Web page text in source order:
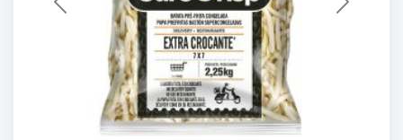
Previous Next